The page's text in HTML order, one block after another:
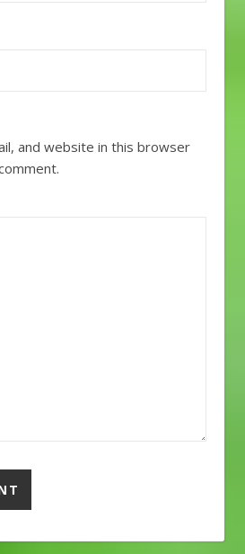
and website in this browser